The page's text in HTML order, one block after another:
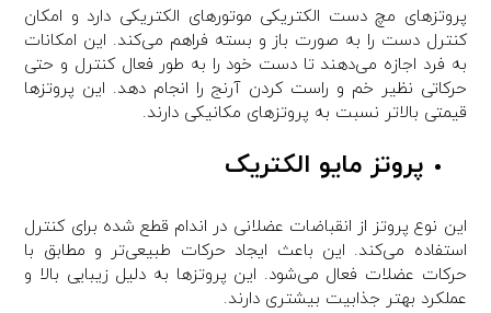
پروتزهای مچ دست الکتریکی موتورهای الکتریکی دارد و امکان
کنترل دست را به صورت باز و بسته فراهم می‌کند. این امکانات
به فرد اجازه می‌دهند تا دست خود را به طور فعال کنترل و حتی
حرکاتی نظیر خم و راست کردن آرنج را انجام دهد. این پروتزها
قیمتی بالاتر نسبت به پروتزهای مکانیکی دارند.
پروتز مایو الکتریک
این نوع پروتز از انقباضات عضلانی در اندام قطع شده برای کنترل
استفاده می‌کند. این باعث ایجاد حرکات طبیعی‌تر و مطابق با
حرکات عضلات فعال می‌شود. این پروتزها به دلیل زیبایی بالا و
عملکرد بهتر جذابیت بیشتری دارند.